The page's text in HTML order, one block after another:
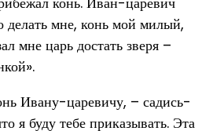
делать мне, конь мой милый,
мне царь достать зверя –
Ивану-царевичу, – садись-
я буду тебе приказывать. Эта